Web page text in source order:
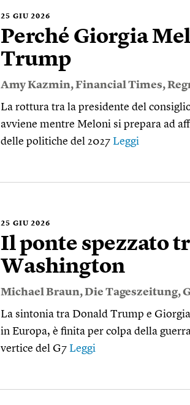
25 GIU 2026
Perché Giorgia
Trump
Amy Kazmin,Financial Times,
La rottura tra la presidente del
avviene mentre Meloni si prepara ad
delle politiche del 2027 Leggi
25 GIU 2026
Il ponte spezzato
Washington
Michael Braun,Die Tageszeitung,
La sintonia tra Donald Trump e
in Europa, è finita per colpa della
vertice del G7 Leggi